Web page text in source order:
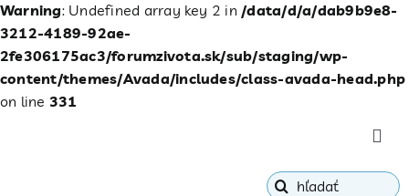
Warning: Undefined array key 2 in /data/d/a/dab9b9e8-
3212-4189-92ae-
2fe306175ac3/forumzivota.sk/sub/staging/wp-
content/themes/Avada/includes/class-avada-head.php
on line 331
o
Hľadať: